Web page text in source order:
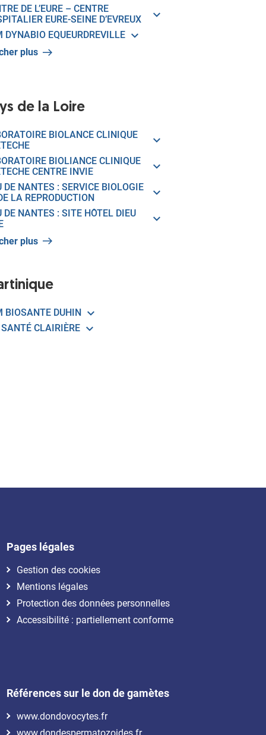
DE L’EURE – CENTRE
EURE-SEINE D’EVREUX
DYNABIO EQUEURDREVILLE
plus
de la Loire
BIOLANCE CLINIQUE
BIOLIANCE CLINIQUE
CENTRE INVIE
DE NANTES : SERVICE BIOLOGIE
LA REPRODUCTION
DE NANTES : SITE HÔTEL DIEU
plus
BIOSANTE DUHIN
CLAIRIÈRE
Pages légales
Gestion des cookies
Mentions légales
Protection des données personnelles
Accessibilité : partiellement conforme
Références sur le don de gamètes
www.dondovocytes.fr
www.dondespermatozoides.fr